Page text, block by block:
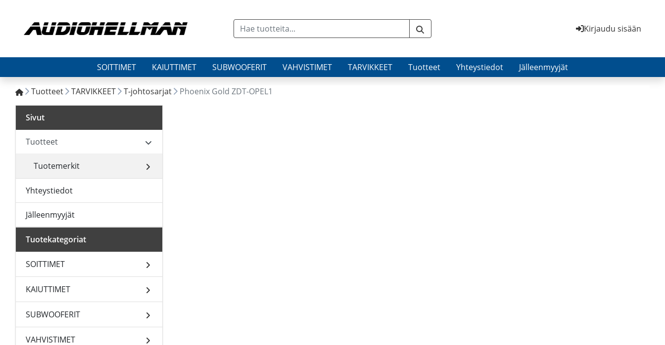
Kirjaudu sisään
SOITTIMET KAIUTTIMET SUBWOOFERIT VAHVISTIMET TARVIKKEET Tuotteet Yhteystiedot Jälleenmyyjät
Tuotteet TARVIKKEET T-johtosarjat Phoenix Gold ZDT-OPEL1
Sivut
Tuotteet
Tuotemerkit
Yhteystiedot
Jälleenmyyjät
Tuotekategoriat
SOITTIMET
KAIUTTIMET
SUBWOOFERIT
VAHVISTIMET